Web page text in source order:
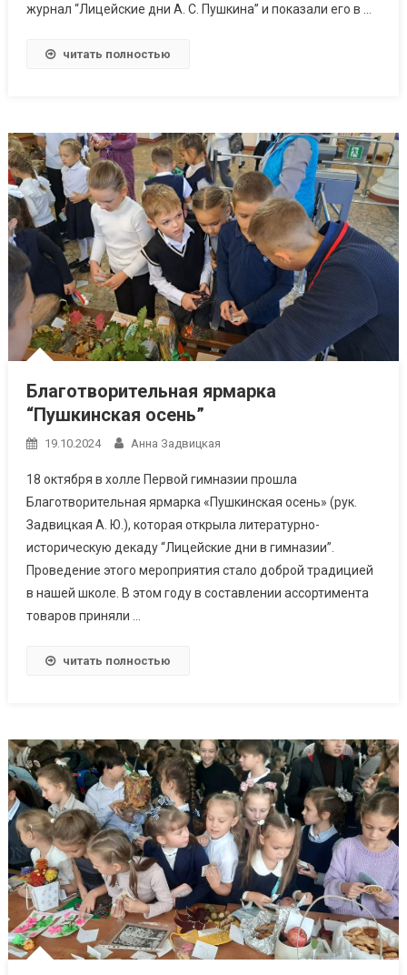
журнал “Лицейские дни А. С. Пушкина” и показали его в …
читать полностью
Благотворительная ярмарка
“Пушкинская осень”
19.10.2024 Анна Задвицкая
18 октября в холле Первой гимназии прошла
Благотворительная ярмарка «Пушкинская осень» (рук.
Задвицкая А. Ю.), которая открыла литературно-
историческую декаду “Лицейские дни в гимназии”.
Проведение этого мероприятия стало доброй традицией
в нашей школе. В этом году в составлении ассортимента
товаров приняли …
читать полностью